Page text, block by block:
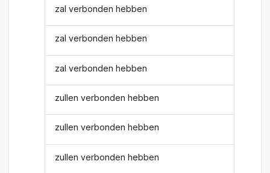
zal verbonden hebben
zal verbonden hebben
zal verbonden hebben
zullen verbonden hebben
zullen verbonden hebben
zullen verbonden hebben